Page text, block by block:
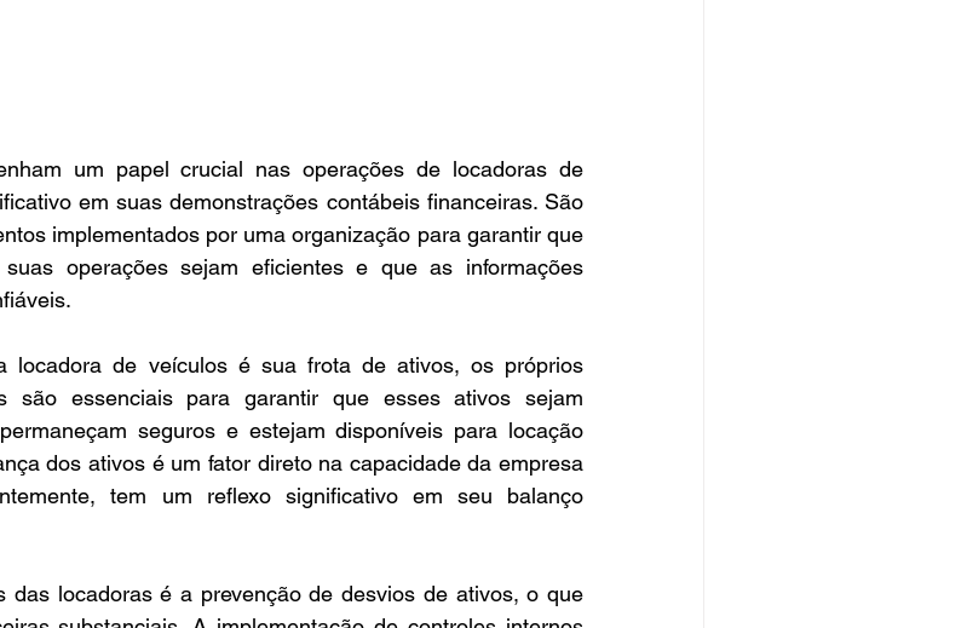
um papel crucial nas operações de locadoras de
em suas demonstrações contábeis financeiras. São
implementados por uma organização para garantir que
operações sejam eficientes e que as informações
locadora de veículos é sua frota de ativos, os próprios
são essenciais para garantir que esses ativos sejam
seguros e estejam disponíveis para locação
dos ativos é um fator direto na capacidade da empresa
tem um reflexo significativo em seu balanço
das locadoras é a prevenção de desvios de ativos, o que